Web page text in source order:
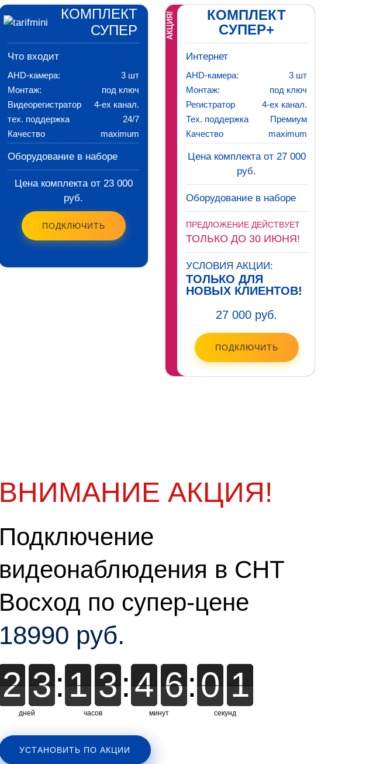
КОМПЛЕКТ
СУПЕР
Что входит
AHD-камера:
3 шт
Монтаж:
под ключ
Видеорегистратор
4-ех канал.
тех. поддержка
24/7
Качество
maximum
Оборудование в наборе
Цена комплекта от 23 000
руб.
ПОДКЛЮЧИТЬ
АКЦИЯ!
КОМПЛЕКТ
СУПЕР+
Интернет
AHD-камера:
3 шт
Монтаж:
под ключ
Регистратор
4-ех канал.
Тех. поддержка
Премиум
Качество
maximum
Цена комплекта от 27 000
руб.
Оборудование в наборе
ПРЕДЛОЖЕНИЕ ДЕЙСТВУЕТ
ТОЛЬКО ДО 30 ИЮНЯ!
УСЛОВИЯ АКЦИИ:
ТОЛЬКО ДЛЯ
НОВЫХ КЛИЕНТОВ!
27 000 руб.
ПОДКЛЮЧИТЬ
ВНИМАНИЕ АКЦИЯ!
Подключение
видеонаблюдения в СНТ
Восход по супер-цене
18990 руб.
дней
2
2 3
3:
часов
1
1 3
3:
минут
4
4 6
6:
секунд
0
0 0
0
0
УСТАНОВИТЬ ПО АКЦИИ